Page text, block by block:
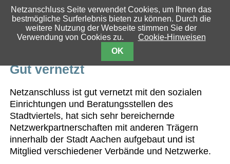
Gut vernetzt
Netzanschluss ist gut vernetzt mit den sozialen
Einrichtungen und Beratungsstellen des
Stadtviertels, hat sich sehr bereichernde
Netzwerkpartnerschaften mit anderen Trägern
innerhalb der Stadt Aachen aufgebaut und ist
Mitglied verschiedener Verbände und Netzwerke.
Netzanschluss Seite verwendet Cookies, um Ihnen das
bestmögliche Surferlebnis bieten zu können. Durch die
weitere Nutzung der Webseite stimmen Sie der
Verwendung von Cookies zu.
Cookie-Hinweisen
OK